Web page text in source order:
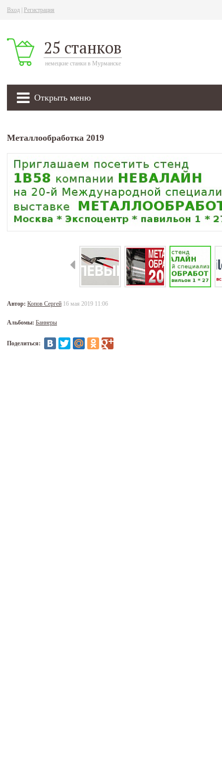
Вход Регистрация
25 станков
немецкие станки в Мурманске
Открыть меню
Металлообработка 2019
Автор: Копов Сергей 16 мая 2019 11:06
Альбомы: Баннеры
Поделиться: